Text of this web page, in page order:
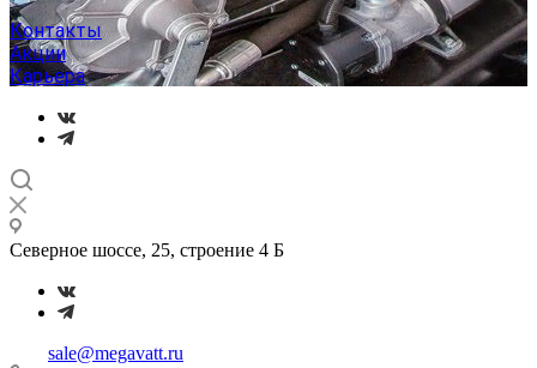
Контакты
Акции
Карьера
Северное шоссе, 25, строение 4 Б
sale@megavatt.ru